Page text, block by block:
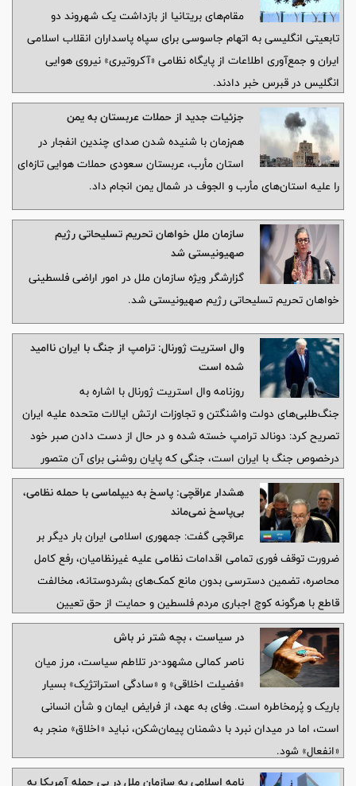
مقام‌های بریتانیا از بازداشت یک شهروند دو
تابعیتی انگلیسی به اتهام جاسوسی برای سپاه پاسداران انقلاب اسلامی
ایران و جمع‌آوری اطلاعات از پایگاه نظامی «آکروتیری» نیروی هوایی
انگلیس در قبرس خبر دادند.
جزئیات جدید از حملات عربستان به یمن
هم‌زمان با شنیده شدن صدای چندین انفجار در
استان مأرب، عربستان سعودی حملات هوایی تازه‌ای
را علیه استان‌های مأرب و الجوف در شمال یمن انجام داد.
سازمان ملل خواهان تحریم تسلیحاتی رژیم
صهیونیستی شد
گزارشگر ویژه سازمان ملل در امور اراضی فلسطینی
خواهان تحریم تسلیحاتی رژیم صهیونیستی شد.
وال استریت ژورنال: ترامپ از جنگ با ایران ناامید
شده است
روزنامه وال استریت ژورنال با اشاره به
جنگ‌طلبی‌های دولت واشنگتن و تجاوزات ارتش ایالات متحده علیه ایران
تصریح کرد: دونالد ترامپ خسته شده و در حال از دست دادن صبر خود
درخصوص جنگ با ایران است، جنگی که پایان روشنی برای آن متصور
نیست.
هشدار عراقچی: پاسخ به دیپلماسی با حمله نظامی،
بی‌پاسخ نمی‌ماند
عراقچی گفت: جمهوری اسلامی ایران بار دیگر بر
ضرورت توقف فوری تمامی اقدامات نظامی علیه غیرنظامیان، رفع کامل
محاصره، تضمین دسترسی بدون مانع کمک‌های بشردوستانه، مخالفت
قاطع با هرگونه کوچ اجباری مردم فلسطین و حمایت از حق تعیین
سرنوشت ملت فلسطین تأکید می‌کند.
در سیاست ، بچه شتر نر باش
ناصر کمالی مشهود-در تلاطم سیاست، مرز میان
«فضیلت اخلاقی» و «سادگی استراتژیک» بسیار
باریک و پُرمخاطره است. وفای به عهد، از فرایض ایمان و شأن انسانی
است، اما در میدان نبرد با دشمنان پیمان‌شکن، نباید «اخلاق» منجر به
«انفعال» شود.
نامه اسلامی به سازمان ملل در پی حمله آمریکا به